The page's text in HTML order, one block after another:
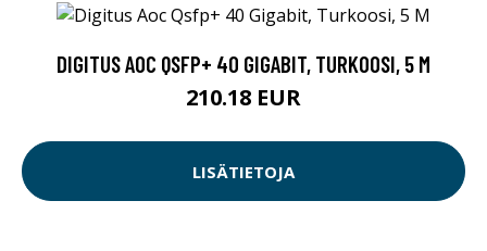
DIGITUS AOC QSFP+ 40 GIGABIT, TURKOOSI, 5 M
210.18 EUR
LISÄTIETOJA